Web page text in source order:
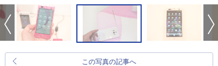
この写真の記事へ